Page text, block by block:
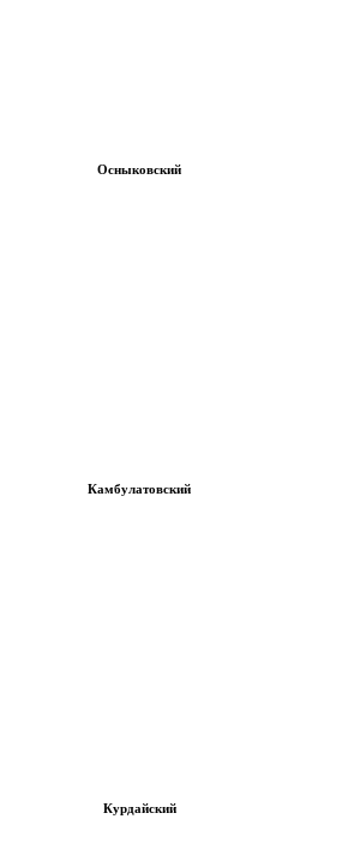
Осныковский
Камбулатовский
Курдайский